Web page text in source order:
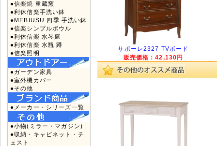
●信楽焼 重蔵窯
●利休信楽手洗い鉢
●MEBIUSU 四季 手洗い鉢
●信楽シンプルボウル
●利休信楽 水琴窟
●利休信楽 水瓶 蹲
●信楽照明
●ガーデン家具
●室外機カバー
●その他
●メーカー・シリーズ一覧
●小物(ミラー・マガジン)
●収納・キャビネット・チ
ェスト
サポーレ2327 TVボード
販売価格：42,130円